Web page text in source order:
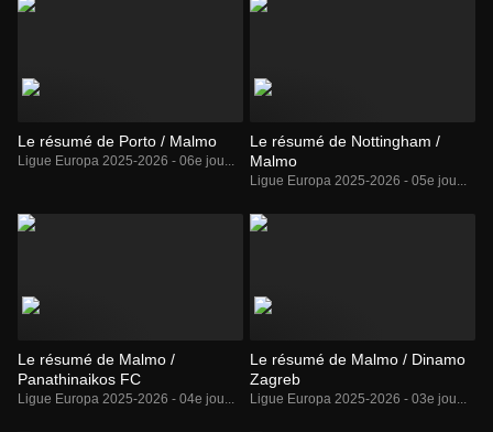
Le résumé de Porto / Malmo
Ligue Europa 2025-2026 - 06e jou...
Le résumé de Nottingham /
Malmo
Ligue Europa 2025-2026 - 05e jou...
Le résumé de Malmo /
Panathinaikos FC
Ligue Europa 2025-2026 - 04e jou...
Le résumé de Malmo / Dinamo
Zagreb
Ligue Europa 2025-2026 - 03e jou...